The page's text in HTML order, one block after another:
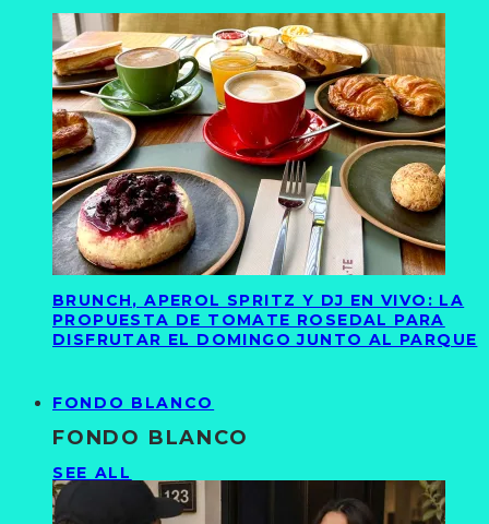
BRUNCH, APEROL SPRITZ Y DJ EN VIVO: LA
PROPUESTA DE TOMATE ROSEDAL PARA
DISFRUTAR EL DOMINGO JUNTO AL PARQUE
FONDO BLANCO
FONDO BLANCO
SEE ALL